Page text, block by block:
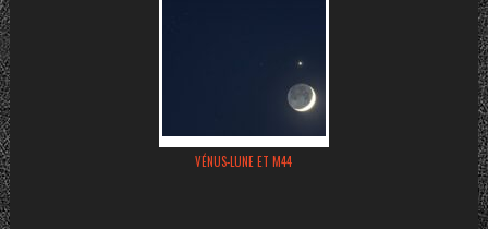
VÉNUS-LUNE ET M44